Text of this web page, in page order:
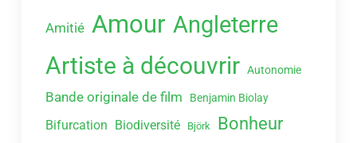
Amitié Amour Angleterre
Artiste à découvrir Autonomie
Bande originale de film Benjamin Biolay
Bifurcation Biodiversité Björk Bonheur